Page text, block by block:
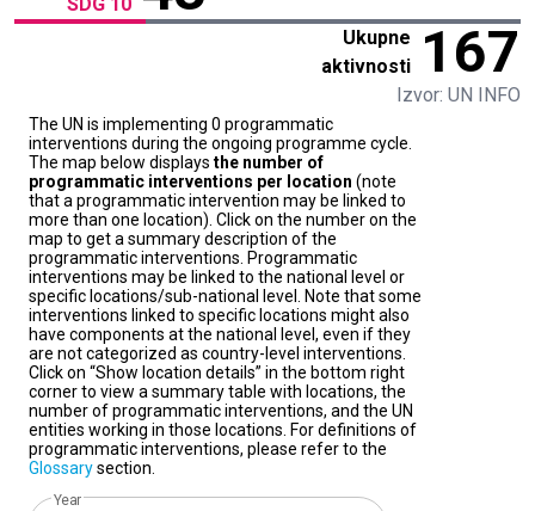
Ukupne
aktivnosti
167
Izvor: UN INFO
The UN is implementing 0 programmatic
interventions during the ongoing programme cycle.
The map below displays the number of
programmatic interventions per location (note
that a programmatic intervention may be linked to
more than one location). Click on the number on the
map to get a summary description of the
programmatic interventions. Programmatic
interventions may be linked to the national level or
specific locations/sub-national level. Note that some
interventions linked to specific locations might also
have components at the national level, even if they
are not categorized as country-level interventions.
Click on “Show location details” in the bottom right
corner to view a summary table with locations, the
number of programmatic interventions, and the UN
entities working in those locations. For definitions of
programmatic interventions, please refer to the
Glossarysection.
Year